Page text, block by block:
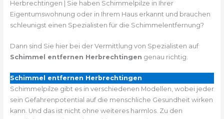
Herbrechtingen | Sie haben Schimmelpilze in Ihrer
Eigentumswohnung oder in Ihrem Haus erkannt und brauchen
schleunigst einen Spezialisten für die Schimmelentfernung?
Dann sind Sie hier bei der Vermittlung von Spezialisten auf
Schimmel entfernen Herbrechtingen genau richtig.
Schimmel entfernen Herbrechtingen
Schimmelpilze gibt es in verschiedenen Modellen, wobei jeder
sein Gefahrenpotential auf die menschliche Gesundheit wirken
kann. Und das ist nicht ohne weiteres harmlos. Zu den